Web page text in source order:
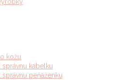
kožu
kabelku
peňaženku